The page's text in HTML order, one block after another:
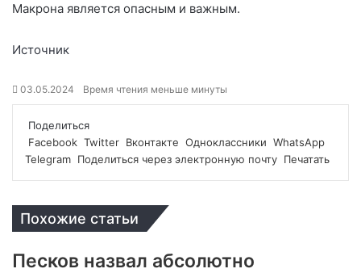
Макрона является опасным и важным.
Источник
03.05.2024 Время чтения меньше минуты
Поделиться
Facebook Twitter Вконтакте Одноклассники WhatsApp
Telegram Поделиться через электронную почту Печатать
Похожие статьи
Песков назвал абсолютно